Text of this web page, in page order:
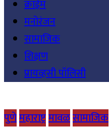
क्राईम
मनोरंजन
सामाजिक
शिक्षण
प्रायव्हसी पॉलिसी
पुणेमहाराष्ट्रमावळसामाजिक